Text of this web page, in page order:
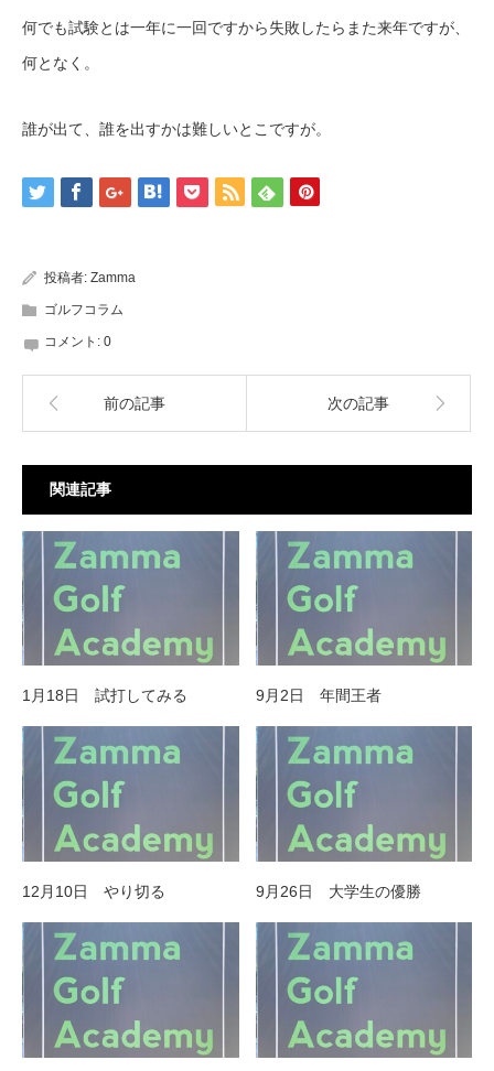
何でも試験とは一年に一回ですから失敗したらまた来年ですが、
何となく。
誰が出て、誰を出すかは難しいとこですが。
投稿者: Zamma
ゴルフコラム
コメント: 0
前の記事 次の記事
関連記事
1月18日 試打してみる 9月2日 年間王者
12月10日 やり切る 9月26日 大学生の優勝